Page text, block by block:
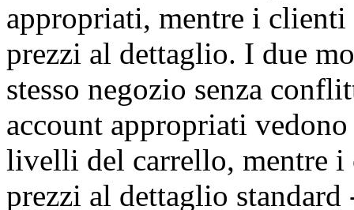
appropriati, mentre i
prezzi al dettaglio. I due
stesso negozio senza
account appropriati
livelli del carrello, mentre
prezzi al dettaglio